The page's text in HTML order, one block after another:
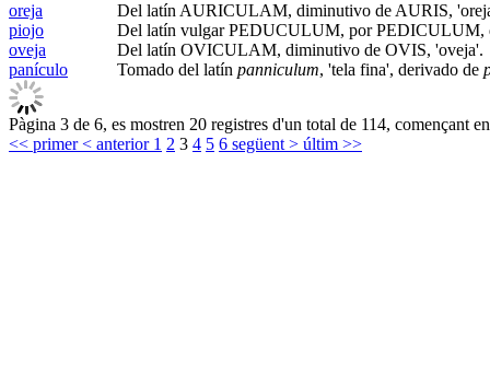
oreja
Del latín AURICULAM, diminutivo de AURIS,
piojo
Del latín vulgar PEDUCULUM, por PEDICULUM,
oveja
Del latín OVICULAM, diminutivo de OVIS, 'oveja'.
panículo
Tomado del latín panniculum, 'tela fina', derivado de
Pàgina 3 de 6, es mostren 20 registres d'un total de 114, començant
<< primer< anterior 1 2 3 4 5 6 següent > últim >>